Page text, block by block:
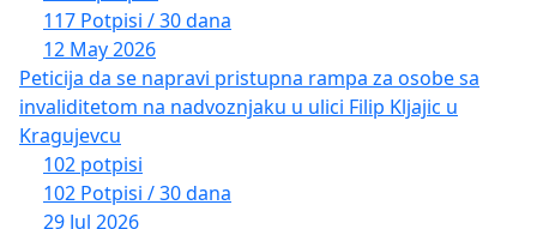
117 Potpisi / 30 dana
12 May 2026
Peticija da se napravi pristupna rampa za osobe sa
invaliditetom na nadvoznjaku u ulici Filip Kljajic u
Kragujevcu
102 potpisi
102 Potpisi / 30 dana
29 Jul 2026